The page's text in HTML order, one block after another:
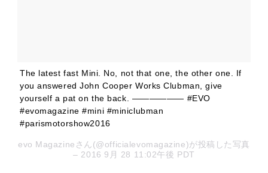
The latest fast Mini. No, not that one, the other one. If
you answered John Cooper Works Clubman, give
yourself a pat on the back. —————— #EVO
#evomagazine #mini #miniclubman
#parismotorshow2016
evo Magazineさん(@officialevomagazine)が投稿した写真
– 2016 9月 28 11:02午後 PDT